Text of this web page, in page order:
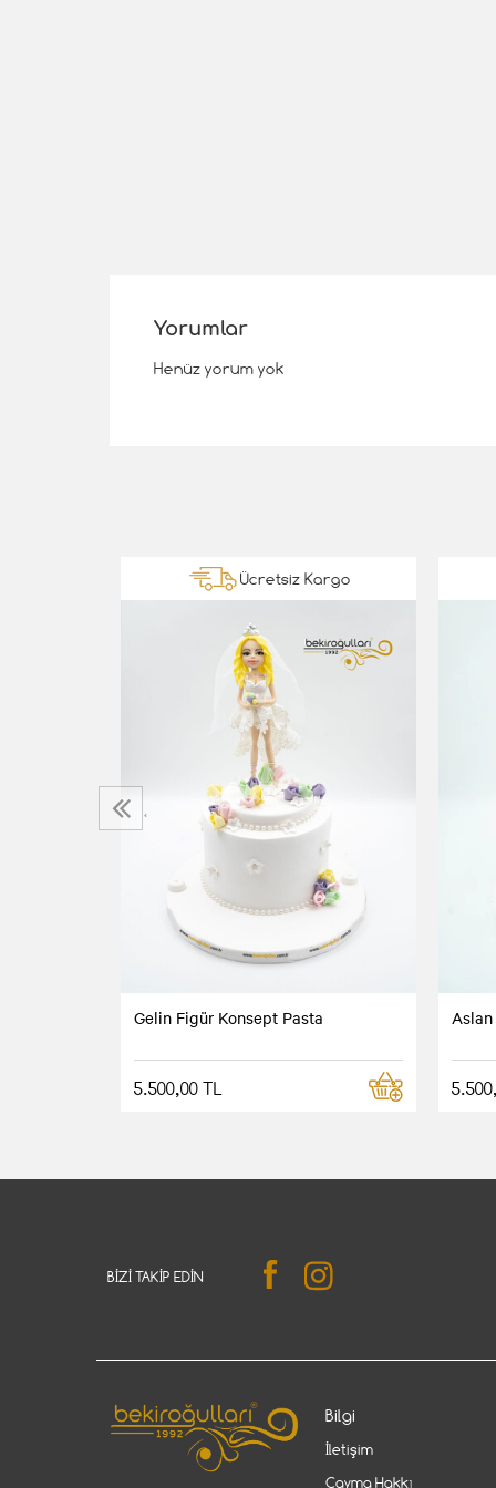
Yorumlar
Henüz yorum yok
Ücretsiz Kargo
Gelin Figür Konsept Pasta
5.500,00 TL
Aslan
‹
BIZI TAKIP EDIN
Bilgi
İletişim
Cayma Hakkı